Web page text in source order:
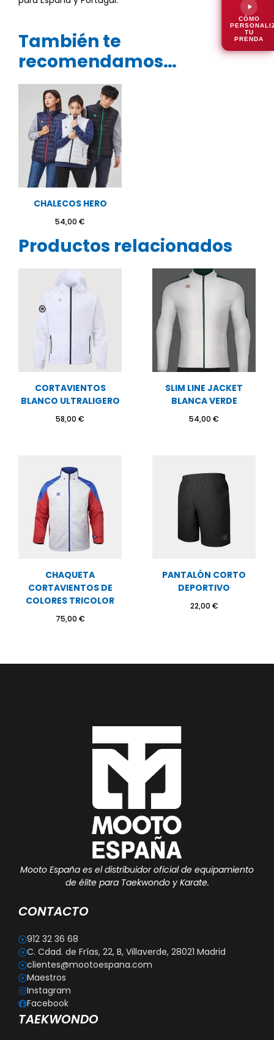
También te
recomendamos…
CHALECOS HERO
54,00 €
Productos relacionados
CORTAVIENTOS
BLANCO ULTRALIGERO
58,00 €
SLIM LINE JACKET
BLANCA VERDE
54,00 €
CHAQUETA
CORTAVIENTOS DE
COLORES​ TRICOLOR
75,00 €
PANTALÓN CORTO
DEPORTIVO
22,00 €
Mooto España es el distribuidor oficial de equipamiento
de élite para Taekwondo y Karate.
CONTACTO
912 32 36 68
C. Cdad. de Frías, 22, B, Villaverde, 28021 Madrid
clientes@mootoespana.com
Maestros
Instagram
Facebook
TAEKWONDO
CÓMO
TU
PRENDA